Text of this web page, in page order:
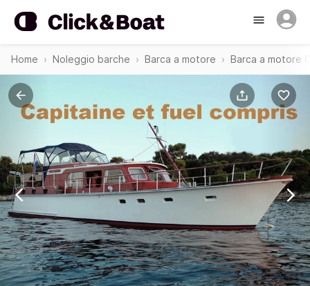
Home Noleggio barche Barca a motore Barca a motore